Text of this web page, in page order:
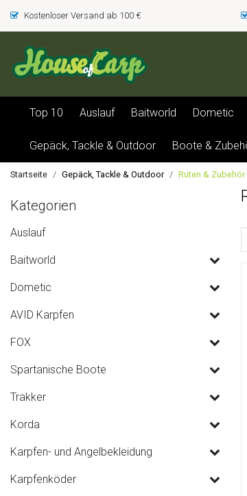
Kostenloser Versand ab 100 €
Top 10 Auslauf Baitworld Dometic
Gepäck, Tackle & Outdoor Boote &
Startseite Gepäck, Tackle & Outdoor Ruten & Zubehör
Kategorien
Auslauf
Baitworld
Dometic
AVID Karpfen
FOX
Spartanische Boote
Trakker
Korda
Karpfen- und Angelbekleidung
Karpfenköder